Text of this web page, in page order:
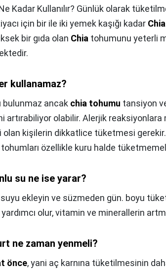
Kadar Kullanılır? Günlük olarak
için bir ile iki yemek kaşığı kadar
bir gıda olan Chia tohumunu yeterli
kullanamaz?
bulunmaz ancak chia tohumu tansiyon
artırabiliyor olabilir. Alerjik reaksiyonlara
olan kişilerin dikkatlice tüketmesi
özellikle kuru halde
su ne ise yarar?
suyu ekleyin ve süzmeden gün. boyu
yardımcı olur, vitamin ve minerallerin
ne zaman yenmeli?
önce, yani aç karnına tüketilmesinin